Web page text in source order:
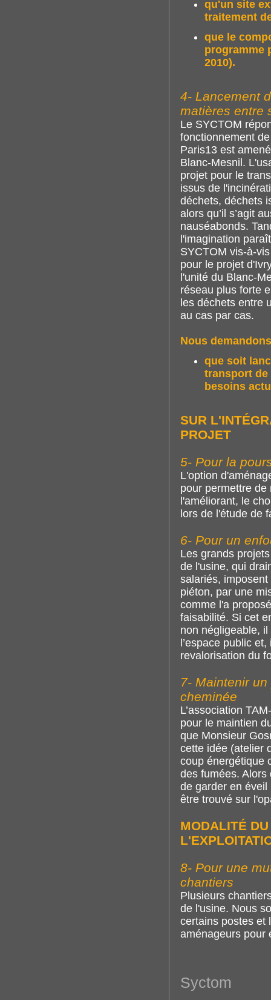
qu'un site
traitement
que le
programme
2010).
4- Lancement
matières entre
Le SYCTOM
fonctionnement
Paris13 est
Blanc-Mesnil.
projet pour le
issus de
déchets, déchets
alors qu’il s’agit
nauséabonds.
l'imagination
SYCTOM vis-à-
pour le projet
l'unité du Blanc-
réseau plus forte
les déchets entre
au cas par cas.
Nous
que soit
transport de
besoins
SUR
PROJET
5- Pour la
L'option
pour permettre
l'améliorant, le
lors de l'étude de
6- Pour un
Les grands
de l'usine, qui
salariés,
piéton, par une
comme l'a
faisabilité. Si cet
non négligeable,
l’espace public
revalorisation du
7- Maintenir
cheminée
L’association
pour le maintien
que Monsieur
cette idée (atelier
coup énergétique
des fumées. Alors
de garder en
être trouvé sur
MODALITÉ
8- Pour une
chantiers
Plusieurs
de l'usine. Nous
certains postes et
aménageurs pour
Syctom